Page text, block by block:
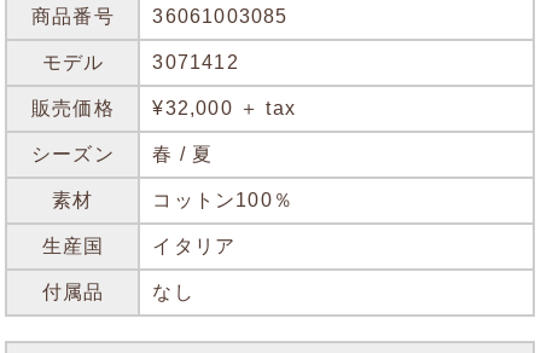
商品番号 36061003085
モデル 3071412
販売価格 ¥32,000 ＋ tax
シーズン 春 / 夏
素材 コットン100％
生産国 イタリア
付属品 なし